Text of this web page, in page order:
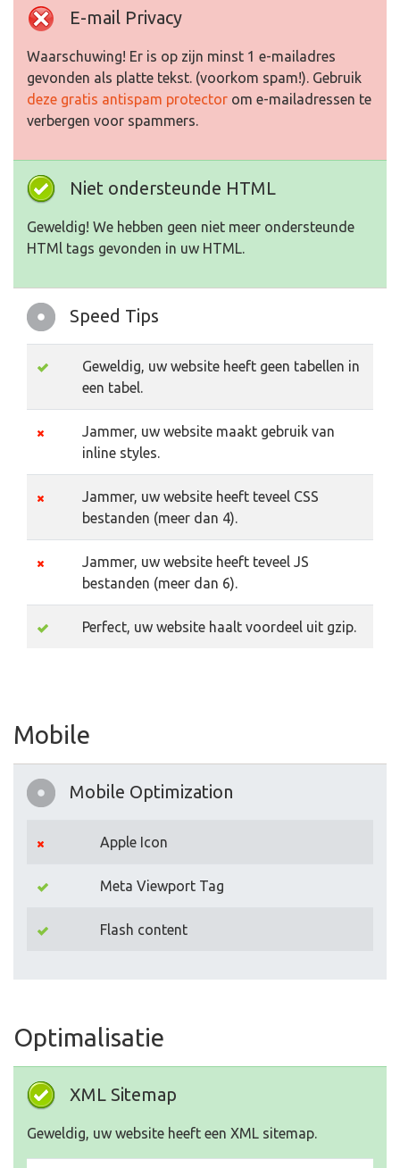
E-mail Privacy
Waarschuwing! Er is op zijn minst 1 e-mailadres
gevonden als platte tekst. (voorkom spam!). Gebruik
deze gratis antispam protector om e-mailadressen te
verbergen voor spammers.
Niet ondersteunde HTML
Geweldig! We hebben geen niet meer ondersteunde
HTMl tags gevonden in uw HTML.
Speed Tips
Geweldig, uw website heeft geen tabellen in
een tabel.
Jammer, uw website maakt gebruik van
inline styles.
Jammer, uw website heeft teveel CSS
bestanden (meer dan 4).
Jammer, uw website heeft teveel JS
bestanden (meer dan 6).
Perfect, uw website haalt voordeel uit gzip.
Mobile
Mobile Optimization
Apple Icon
Meta Viewport Tag
Flash content
Optimalisatie
XML Sitemap
Geweldig, uw website heeft een XML sitemap.